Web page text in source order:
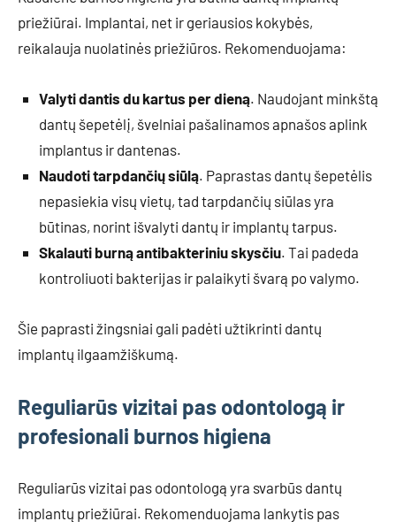
priežiūrai. Implantai, net ir geriausios kokybės,
reikalauja nuolatinės priežiūros. Rekomenduojama:
Valyti dantis du kartus per dieną. Naudojant minkštą
dantų šepetėlį, švelniai pašalinamos apnašos aplink
implantus ir dantenas.
Naudoti tarpdančių siūlą. Paprastas dantų šepetėlis
nepasiekia visų vietų, tad tarpdančių siūlas yra
būtinas, norint išvalyti dantų ir implantų tarpus.
Skalauti burną antibakteriniu skysčiu. Tai padeda
kontroliuoti bakterijas ir palaikyti švarą po valymo.
Šie paprasti žingsniai gali padėti užtikrinti dantų
implantų ilgaamžiškumą.
Reguliarūs vizitai pas odontologą ir
profesionali burnos higiena
Reguliarūs vizitai pas odontologą yra svarbūs dantų
implantų priežiūrai. Rekomenduojama lankytis pas